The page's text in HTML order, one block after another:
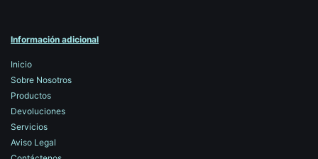
Información adicional
Inicio
Sobre Nosotros
Productos
Devoluciones
Servicios
Aviso Legal